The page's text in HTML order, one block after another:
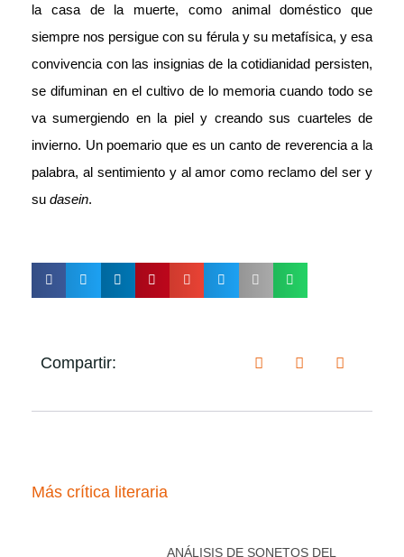
la casa de la muerte, como animal doméstico que
siempre nos persigue con su férula y su metafísica, y esa
convivencia con las insignias de la cotidianidad persisten,
se difuminan en el cultivo de lo memoria cuando todo se
va sumergiendo en la piel y creando sus cuarteles de
invierno. Un poemario que es un canto de reverencia a la
palabra, al sentimiento y al amor como reclamo del ser y
su dasein.
Compartir:
Más crítica literaria
ANÁLISIS DE SONETOS DEL